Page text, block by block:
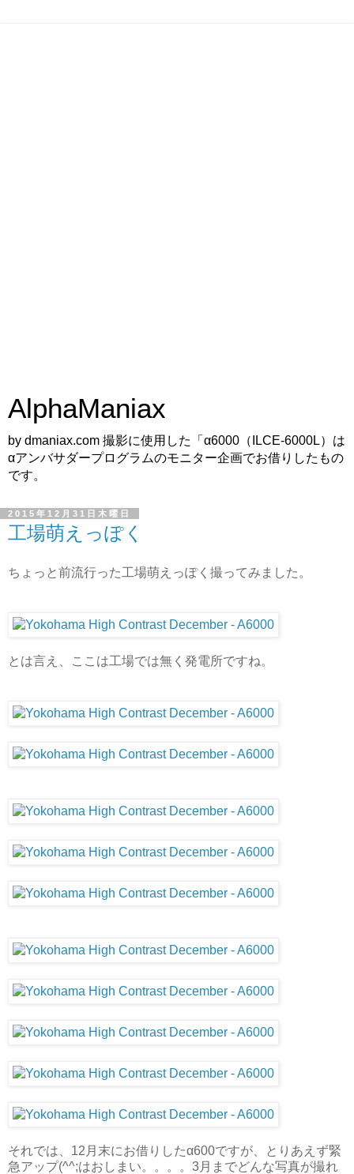
AlphaManiax
by dmaniax.com 撮影に使用した「α6000（ILCE-6000L）は
αアンバサダープログラムのモニター企画でお借りしたもの
です。
2015年12月31日木曜日
工場萌えっぽく
ちょっと前流行った工場萌えっぽく撮ってみました。
とは言え、ここは工場では無く発電所ですね。
それでは、12月末にお借りしたα600ですが、とりあえず緊
急アップ(^^;はおしまい。。。。3月までどんな写真が撮れ